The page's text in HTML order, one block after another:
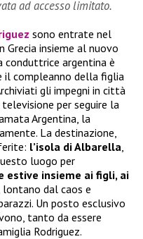
ad accesso limitato.
sono entrate nel
Grecia insieme al nuovo
conduttrice argentina è
il compleanno della figlia
gli impegni in città
per seguire la
Argentina, la
La destinazione,
l’isola di Albarella
luogo per
estive insieme ai figli, ai
, lontano dal caos e
Un posto esclusivo
tanto da essere
Rodriguez.